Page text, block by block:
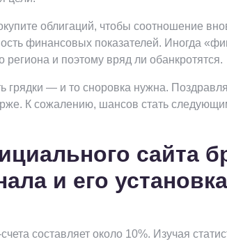
облигаций, чтобы соотношение
финансовых показателей. Иногда
региона и поэтому вряд ли обанкротятся.
грядки — и то сноровка нужна.
К сожалению, шансов стать
сайта
и его
составляет около 10%. Изучая